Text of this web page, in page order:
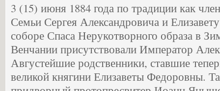
3 (15) июня 1884 года по традиции как
Семьи Сергея Александровича и
соборе Спаса Нерукотворного образа в
Венчании присутствовали Император
Августейшие родственники, ставшие
великой княгини Елизаветы Федоровны.